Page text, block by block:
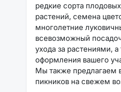
редкие сорта
растений, семена
многолетние
всевозможный
ухода за растениями,
оформления вашего
Мы также предлагаем
пикников на свежем